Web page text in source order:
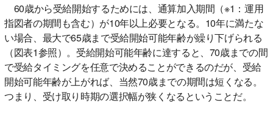
60歳から受給開始するためには、通算加入期間（※1：運用
指図者の期間も含む）が10年以上必要となる。10年に満たな
い場合、最大で65歳まで受給開始可能年齢が繰り下げられる
（図表1参照）。受給開始可能年齢に達すると、70歳までの間
で受給タイミングを任意で決めることができるのだが、受給
開始可能年齢が上がれば、当然70歳までの期間は短くなる。
つまり、受け取り時期の選択幅が狭くなるということだ。